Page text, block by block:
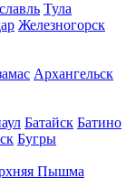
Тула
Железногорск
Архангельск
Батайск Батино
Бугры
Пышма